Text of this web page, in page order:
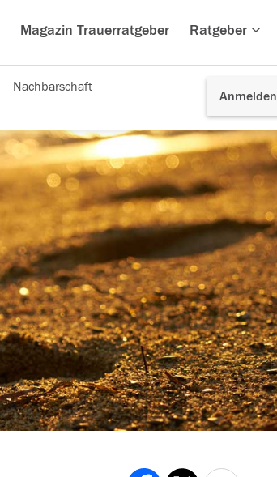
Magazin Trauerratgeber Ratgeber
Anmelden
Nachbarschaft